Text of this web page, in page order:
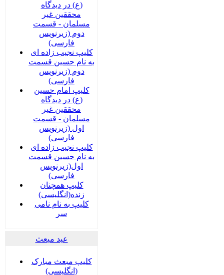
(ع) در دیدگاه
محققین غیر
مسلمان - قسمت
دوم (زیرنویس
فارسی)
کلیپ نجیب زاده ای
به نام حسین قسمت
دوم (زیرنویس
فارسی)
کلیپ امام حسین
(ع) در دیدگاه
محققین غیر
مسلمان - قسمت
اول (زیرنویس
فارسی)
کلیپ نجیب زاده ای
به نام حسین قسمت
اول(زیرنویس
فارسی)
کلیپ همچنان
زنده(انگلیسی)
کلیپ به نام نامی
سر
عید مبعث
کلیپ مبعث مبارک
(انگلیسی)